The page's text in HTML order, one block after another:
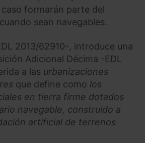
formarán parte del
sean navegables.
2013/62910-, introduce una
Adicional Décima -EDL
a las urbanizaciones
que define como los
en tierra firme dotados
navegable, construido a
artificial de terrenos